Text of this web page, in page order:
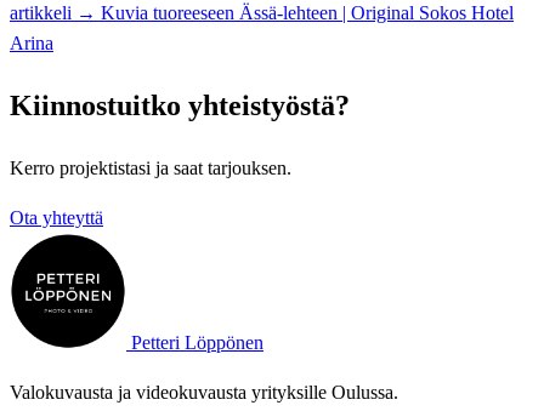
artikkeli → Kuvia tuoreeseen Ässä-lehteen | Original Sokos Hotel
Arina
Kiinnostuitko yhteistyöstä?
Kerro projektistasi ja saat tarjouksen.
Ota yhteyttä
Petteri Löppönen
Valokuvausta ja videokuvausta yrityksille Oulussa.